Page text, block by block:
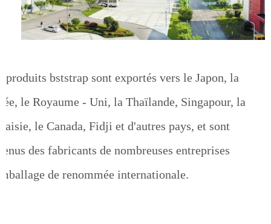
produits bststrap sont exportés vers le Japon, la
le Royaume - Uni, la Thaïlande, Singapour, la
le Canada, Fidji et d'autres pays, et sont
des fabricants de nombreuses entreprises
de renommée internationale.